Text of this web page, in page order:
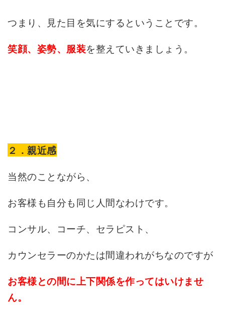
つまり、見た目を気にするということです。
笑顔、姿勢、服装を整えていきましょう。
２．親近感
当然のことながら、
お客様も自分も同じ人間なわけです。
コンサル、コーチ、セラピスト、
カウンセラーのかたは間違われがちなのですが
お客様との間に上下関係を作ってはいけませ
ん。